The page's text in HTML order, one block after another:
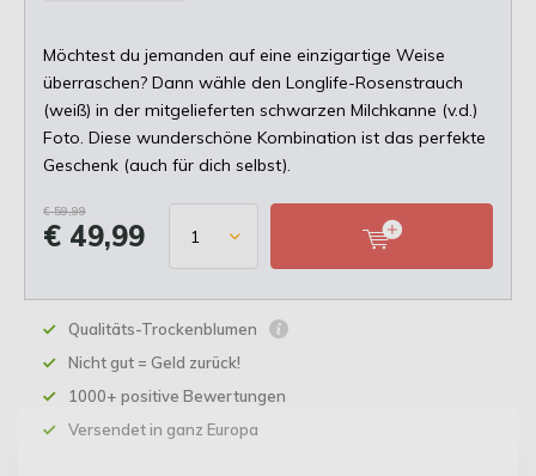
Möchtest du jemanden auf eine einzigartige Weise
überraschen? Dann wähle den Longlife-Rosenstrauch
(weiß) in der mitgelieferten schwarzen Milchkanne (v.d.)
Foto. Diese wunderschöne Kombination ist das perfekte
Geschenk (auch für dich selbst).
€ 59,99
€ 49,99
Qualitäts-Trockenblumen
Nicht gut = Geld zurück!
1000+ positive Bewertungen
Versendet in ganz Europa